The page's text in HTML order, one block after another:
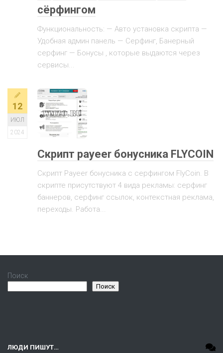
сёрфингом
Функциональность: — Авто установка скрипта —
Удобная админ панель — Серфинг, Банерный
серфинг — Бонусы , которые выдаются через
сервисы...
12
ИЮЛ
2024
Скрипт payeer бонусника FLYCOIN
Скрипт Payeer бонусника с серфингом FlyCoin. В
скрипте присутствуют 4 вида рекламы: серфинг
баннеров, серфинг ссылок, контекстная реклама,
переходы. Работа...
Поиск
Поиск
ЛЮДИ ПИШУТ…